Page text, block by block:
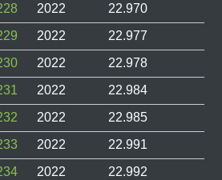
2022 22.970
2022 22.977
2022 22.978
2022 22.984
2022 22.985
2022 22.991
2022 22.992